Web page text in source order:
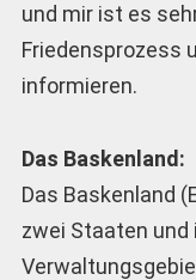
und mir ist es
Friedensprozess
informieren.
Das Baskenland:
Das Baskenland
zwei Staaten